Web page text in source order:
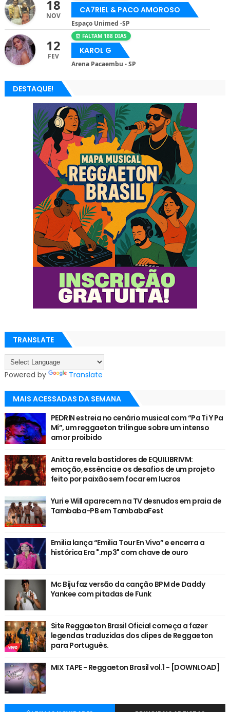
18
NOV
CA7RIEL & PACO AMOROSO
Espaço Unimed -SP
12
FEV
⏰ FALTAM 188 DIAS
KAROL G
Arena Pacaembu - SP
DESTAQUE!
TRANSLATE
Powered by Translate
MAIS ACESSADAS DA SEMANA
PEDRIN estreia no cenário musical com “Pa Ti Y Pa
Mí”, um reggaeton trilingue sobre um intenso
amor proibido
Anitta revela bastidores de EQUILIBRIVM:
emoção, essência e os desafios de um projeto
feito por paixão sem focar em lucros
Yuri e Will aparecem na TV desnudos em praia de
Tambaba-PB em TambabaFest
Emilia lança “Emilia Tour En Vivo” e encerra a
histórica Era ".mp3" com chave de ouro
Mc Biju faz versão da canção BPM de Daddy
Yankee com pitadas de Funk
Site Reggaeton Brasil Oficial começa a fazer
legendas traduzidas dos clipes de Reggaeton
para Português.
MIX TAPE - Reggaeton Brasil vol.1 - [DOWNLOAD]